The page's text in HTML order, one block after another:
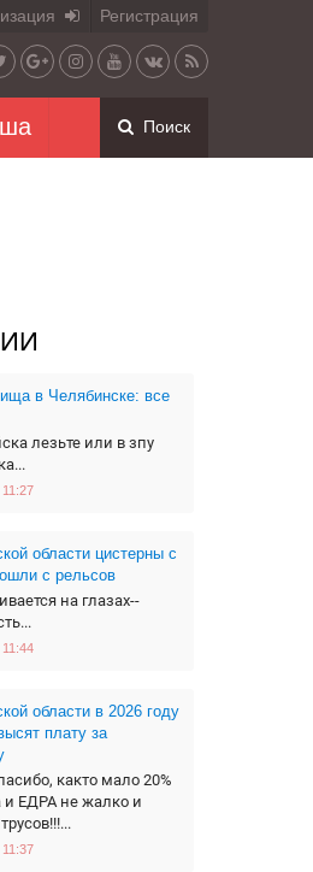
Регистрация
Поиск
в Челябинске: все
лезьте или в зпу
области цистерны с
с рельсов
на глазах--
области в 2026 году
плату за
както мало 20%
и ЕДРА не жалко и